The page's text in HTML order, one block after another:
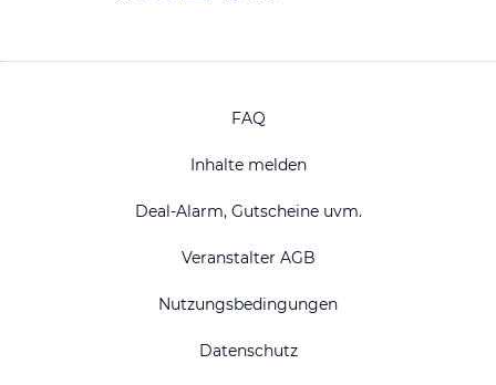
FAQ
Inhalte melden
Deal-Alarm, Gutscheine uvm.
Veranstalter AGB
Nutzungsbedingungen
Datenschutz